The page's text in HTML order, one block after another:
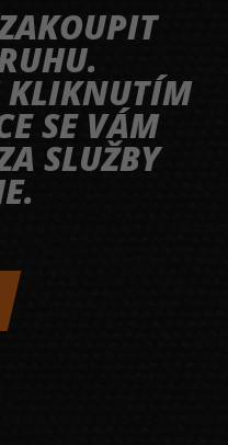
KLIKNUTÍM
SE VÁM
SLUŽBY